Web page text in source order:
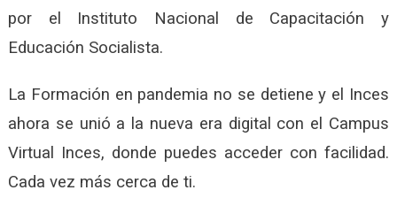
por el Instituto Nacional de Capacitación y
Educación Socialista.
La Formación en pandemia no se detiene y el Inces
ahora se unió a la nueva era digital con el Campus
Virtual Inces, donde puedes acceder con facilidad.
Cada vez más cerca de ti.